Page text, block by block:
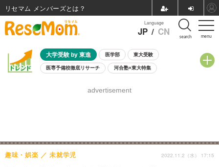
menu
Language
JP / CN search
大学受験 by 東進 医学部 東大受験
医専予備校徹底リサーチ 河合塾×東大特集
8月開催学校説明会・相談会
advertisement
趣味・娯楽 未就学児 2022.11.2（水） 17:15
リセマム メンバーズ